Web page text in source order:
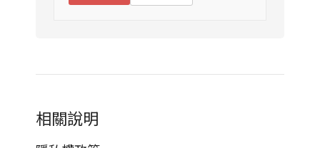
相關說明